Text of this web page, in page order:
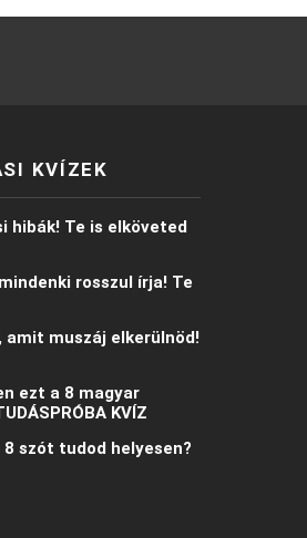
KVÍZEK
hibák! Te is elköveted
rosszul írja! Te
amit muszáj elkerülnöd!
ezt a 8 magyar
KVÍZ
8 szót tudod helyesen?